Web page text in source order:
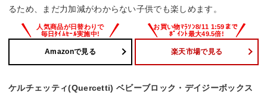
るため、まだ力加減がわからない子供でも楽しめます。
Amazonで見る 楽天市場で見る
ケルチェッティ(Quercetti) ベビーブロック・デイジーボックス